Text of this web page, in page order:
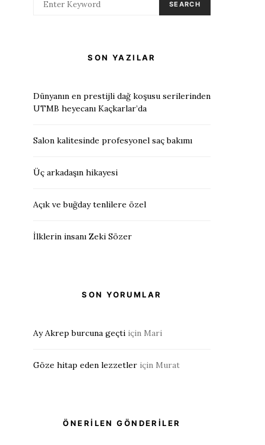
SEARCH
SON YAZILAR
Dünyanın en prestijli dağ koşusu serilerinden
UTMB heyecanı Kaçkarlar’da
Salon kalitesinde profesyonel saç bakımı
Üç arkadaşın hikayesi
Açık ve buğday tenlilere özel
İlklerin insanı Zeki Sözer
SON YORUMLAR
Ay Akrep burcuna geçti için Mari
Göze hitap eden lezzetler için Murat
ÖNERİLEN GÖNDERİLER